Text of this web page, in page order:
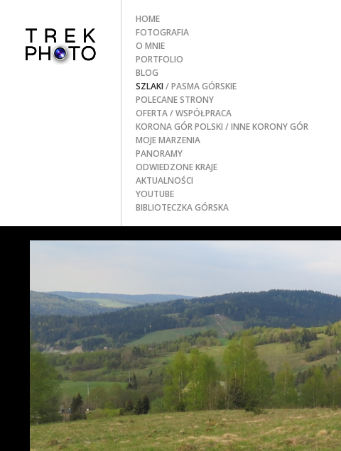
HOME
FOTOGRAFIA
O MNIE
PORTFOLIO
BLOG
SZLAKI/ PASMA GÓRSKIE
POLECANE STRONY
OFERTA / WSPÓŁPRACA
KORONA GÓR POLSKI / INNE KORONY GÓR
MOJE MARZENIA
PANORAMY
ODWIEDZONE KRAJE
AKTUALNOŚCI
YOUTUBE
BIBLIOTECZKA GÓRSKA